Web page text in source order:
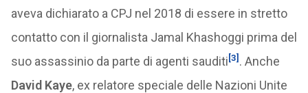
aveva dichiarato a CPJ nel 2018 di essere in stretto
contatto con il giornalista Jamal Khashoggi prima del
suo assassinio da parte di agenti sauditi[3] . Anche
David Kaye, ex relatore speciale delle Nazioni Unite